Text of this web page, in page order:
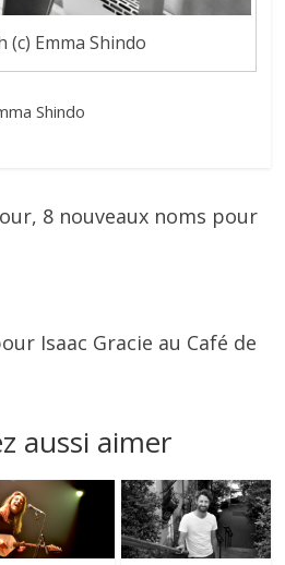
(c) Emma Shindo
Shindo
8 nouveaux noms pour
Isaac Gracie au Café de
aussi aimer